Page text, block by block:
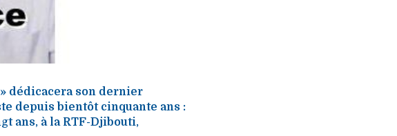
dédicacera son dernier
depuis bientôt cinquante ans :
ans, à la RTF-Djibouti,